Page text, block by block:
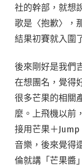
社的幹部，就想
歌是〈抱歉〉，
結果初賽就入圍
後來剛好是我們
在想團名，覺得
很多芒果的相關
麼。上飛機以前
接用芒果＋
音樂，後來覺得
倫就講「芒果醬